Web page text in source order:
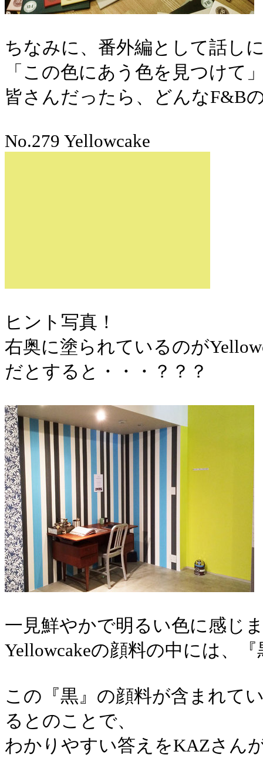
ちなみに、 番外編として話し
「この色にあう色を見つけて
皆さんだったら、どんなF&B
No.279 Yellowcake
ヒント写真！
右奥に塗られているのが
だとすると・・・？？？
一見鮮やかで明るい色に感じ
Yellowcakeの顔料の中には、
この『黒』の顔料が含まれて
るとのことで、
わかりやすい答えをKAZさん